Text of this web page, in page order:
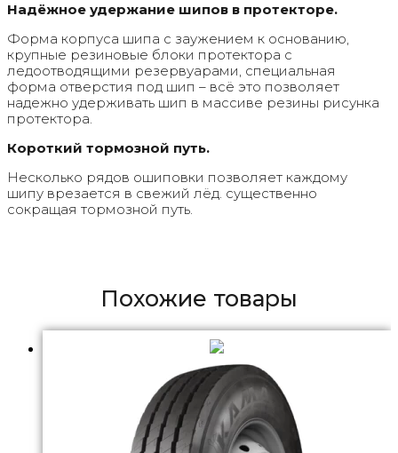
Надёжное удержание шипов в протекторе.
Форма корпуса шипа с заужением к основанию,
крупные резиновые блоки протектора с
ледоотводящими резервуарами, специальная
форма отверстия под шип – всё это позволяет
надежно удерживать шип в массиве резины рисунка
протектора.
Короткий тормозной путь.
Несколько рядов ошиповки позволяет каждому
шипу врезается в свежий лёд. существенно
сокращая тормозной путь.
Похожие товары